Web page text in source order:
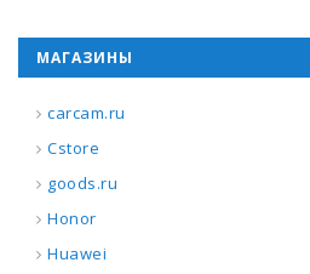
МАГАЗИНЫ
carcam.ru
Cstore
goods.ru
Honor
Huawei